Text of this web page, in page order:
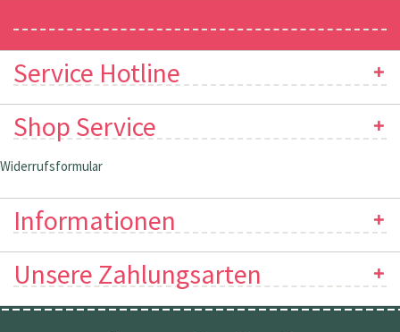
Service Hotline
Shop Service
Widerrufsformular
Informationen
Unsere Zahlungsarten